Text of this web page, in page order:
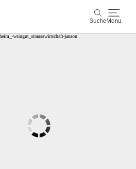
Suche Menu
Veranstaltungen